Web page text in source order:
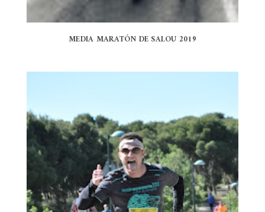
MEDIA MARATÓN DE SALOU 2019